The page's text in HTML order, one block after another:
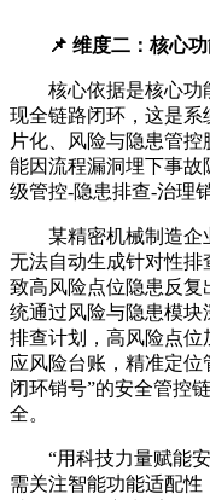
📌 维度二：核心
核心依据是核心功
现全链路闭环，这是
片化、风险与隐患管
能因流程漏洞埋下事故
级管控-隐患排查-治理
某精密机械制造企
无法自动生成针对性
致高风险点位隐患反复
统通过风险与隐患模
排查计划，高风险点
应风险台账，精准定
闭环销号”的安全管控
全。
“用科技力量赋能
需关注智能功能适配